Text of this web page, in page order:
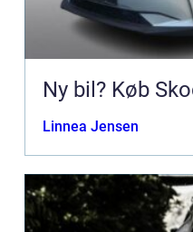
Ny bil? Køb
Linnea Jensen